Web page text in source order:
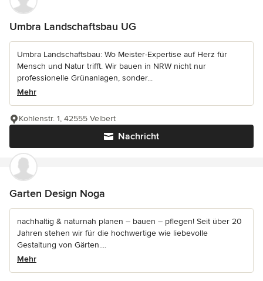
Umbra Landschaftsbau UG
Umbra Landschaftsbau: Wo Meister-Expertise auf Herz für
Mensch und Natur trifft. Wir bauen in NRW nicht nur
professionelle Grünanlagen, sonder...
Mehr
Nachricht
Kohlenstr. 1, 42555 Velbert
Garten Design Noga
nachhaltig & naturnah planen – bauen – pflegen! Seit über 20
Jahren stehen wir für die hochwertige wie liebevolle
Gestaltung von Gärten....
Mehr